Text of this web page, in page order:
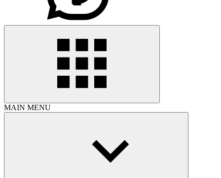
MAIN MENU